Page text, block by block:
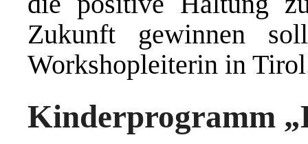
Zukunft gewinnen
Workshopleiterin in
Kinderprogramm